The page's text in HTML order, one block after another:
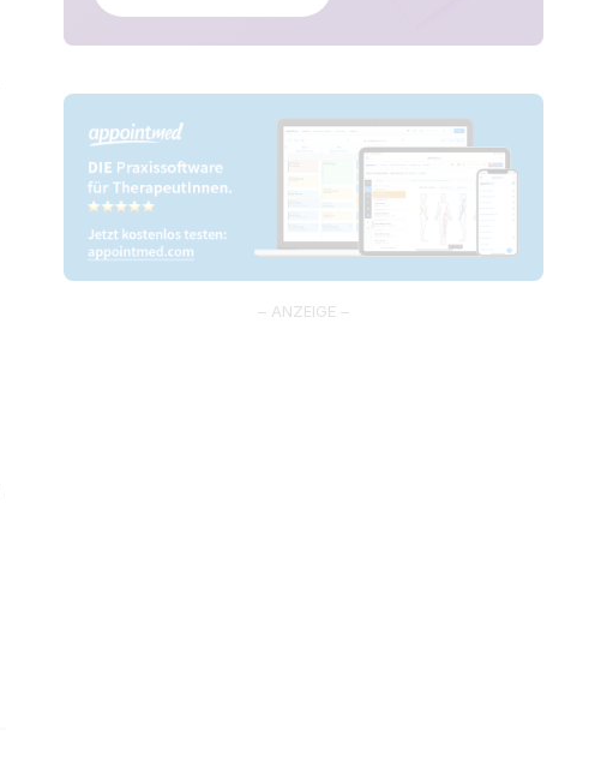
– ANZEIGE –